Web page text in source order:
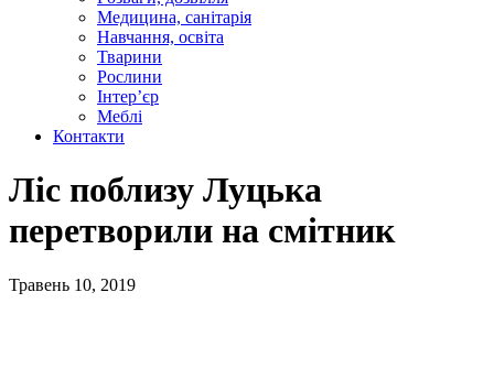
Медицина, санітарія
Навчання, освіта
Тварини
Рослини
Інтер’єр
Меблі
Контакти
Ліс поблизу Луцька
перетворили на смітник
Травень 10, 2019